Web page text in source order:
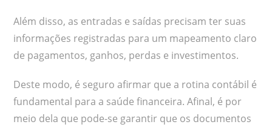
Além disso, as entradas e saídas precisam ter suas
informações registradas para um mapeamento claro
de pagamentos, ganhos, perdas e investimentos.
Deste modo, é seguro afirmar que a rotina contábil é
fundamental para a saúde financeira. Afinal, é por
meio dela que pode-se garantir que os documentos